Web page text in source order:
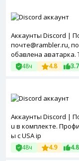
Аккаунты Discord |
почте@rambler.ru,
обавлена аватарка.
MIX ip.
48ч 4.8
Аккаунты Discord |
u в комплекте.
ы с USA ip
48ч 4.9